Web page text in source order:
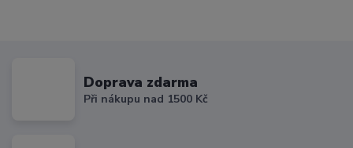
Doprava zdarma
Při nákupu nad 1500 Kč